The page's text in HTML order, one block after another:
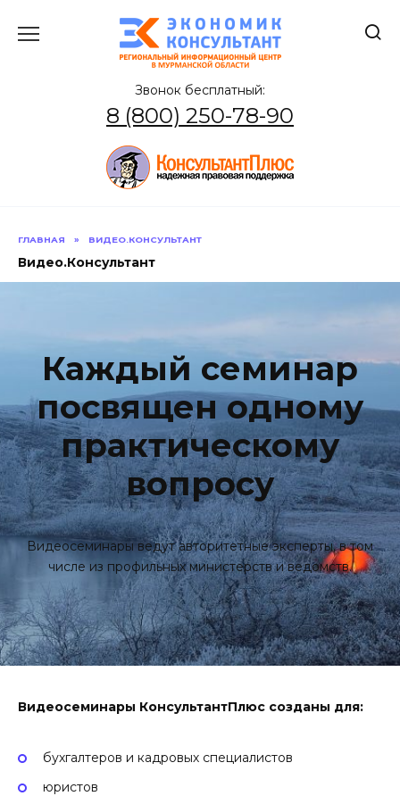
содержанию
Звонок бесплатный:
8 (800) 250-78-90
ГЛАВНАЯ » ВИДЕО.КОНСУЛЬТАНТ
Видео.Консультант
Каждый семинар
посвящен одному
практическому
вопросу
Видеосеминары ведут авторитетные эксперты, в том
числе из профильных министерств и ведомств.
Видеосеминары КонсультантПлюс созданы для:
бухгалтеров и кадровых специалистов
юристов